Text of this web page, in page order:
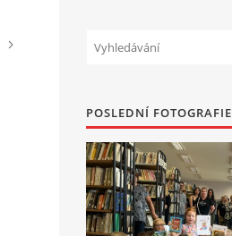
POSLEDNÍ FOTOGRAFIE